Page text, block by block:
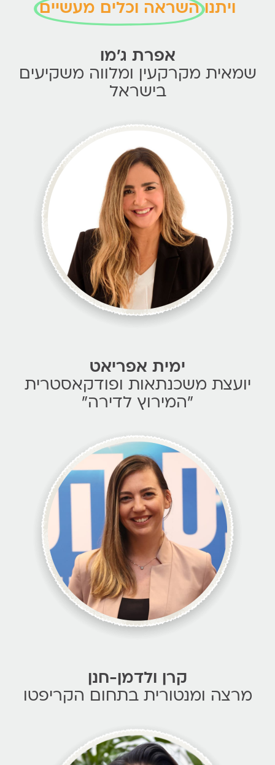
השראה וכלים מעשיים
אפרת ג'מו
מקרקעין ומלווה משקיעים
בישראל
ימית אפריאט
משכנתאות ופודקאסטרית
"המירוץ לדירה"
קרן ולדמן-חנן
ומנטורית בתחום הקריפטו